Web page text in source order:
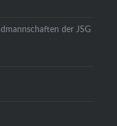
der JSG